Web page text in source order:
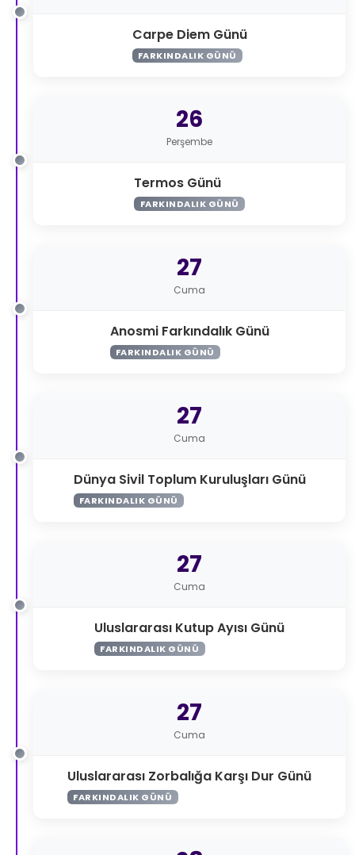
Carpe Diem Günü
FARKINDALIK GÜNÜ
26
Perşembe
Termos Günü
FARKINDALIK GÜNÜ
27
Cuma
Anosmi Farkındalık Günü
FARKINDALIK GÜNÜ
27
Cuma
Dünya Sivil Toplum Kuruluşları Günü
FARKINDALIK GÜNÜ
27
Cuma
Uluslararası Kutup Ayısı Günü
FARKINDALIK GÜNÜ
27
Cuma
Uluslararası Zorbalığa Karşı Dur Günü
FARKINDALIK GÜNÜ